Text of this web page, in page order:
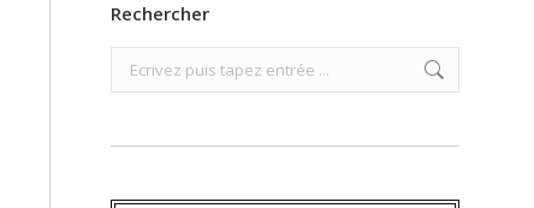
Rechercher
Search: